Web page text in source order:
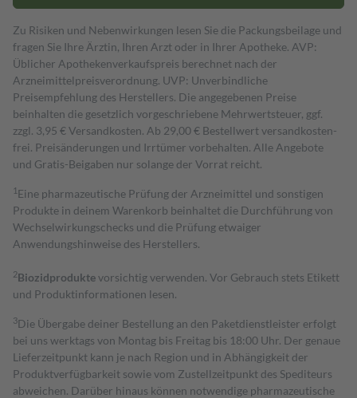
Zu Risiken und Nebenwirkungen lesen Sie die Packungsbeilage und
fragen Sie Ihre Ärztin, Ihren Arzt oder in Ihrer Apotheke. AVP:
Üblicher Apothekenverkaufspreis berechnet nach der
Arzneimittelpreisverordnung. UVP: Unverbindliche
Preisempfehlung des Herstellers. Die angegebenen Preise
beinhalten die gesetzlich vorgeschriebene Mehrwertsteuer, ggf.
zzgl. 3,95 € Versandkosten. Ab 29,00 € Bestell­wert versand­kosten­
frei. Preisänderungen und Irrtümer vorbehalten. Alle Angebote
und Gratis-Beigaben nur solange der Vorrat reicht.
1 Eine pharmazeutische Prüfung der Arzneimittel und sonstigen
Produkte in deinem Warenkorb beinhaltet die Durchführung von
Wechselwirkungschecks und die Prüfung etwaiger
Anwendungshinweise des Herstellers.
2Biozidproduktevorsichtig verwenden. Vor Gebrauch stets Etikett
und Produktinformationen lesen.
3Die Übergabe deiner Bestellung an den Paketdienstleister erfolgt
bei uns werktags von Montag bis Freitag bis 18:00 Uhr. Der genaue
Lieferzeitpunkt kann je nach Region und in Abhängigkeit der
Produktverfügbarkeit sowie vom Zustellzeitpunkt des Spediteurs
abweichen. Darüber hinaus können notwendige pharmazeutische